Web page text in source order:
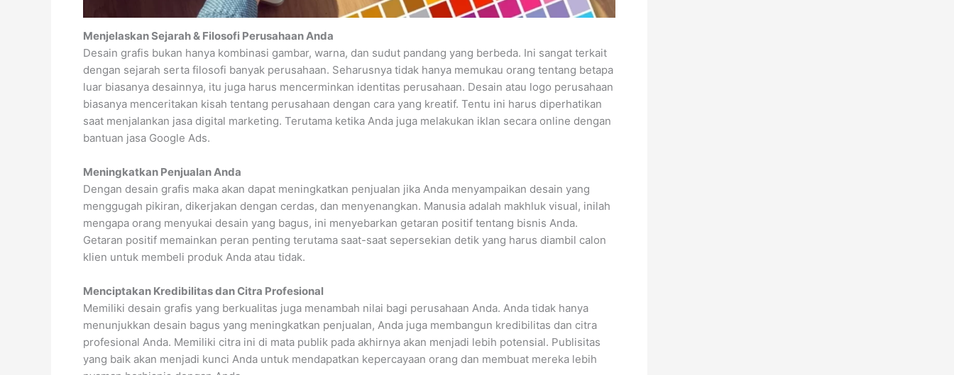
Menjelaskan Sejarah & Filosofi Perusahaan Anda
Desain grafis bukan hanya kombinasi gambar, warna, dan sudut pandang yang berbeda. Ini sangat terkait
dengan sejarah serta filosofi banyak perusahaan. Seharusnya tidak hanya memukau orang tentang betapa
luar biasanya desainnya, itu juga harus mencerminkan identitas perusahaan. Desain atau logo perusahaan
biasanya menceritakan kisah tentang perusahaan dengan cara yang kreatif. Tentu ini harus diperhatikan
saat menjalankan jasa digital marketing. Terutama ketika Anda juga melakukan iklan secara online dengan
bantuan jasa Google Ads.
Meningkatkan Penjualan Anda
Dengan desain grafis maka akan dapat meningkatkan penjualan jika Anda menyampaikan desain yang
menggugah pikiran, dikerjakan dengan cerdas, dan menyenangkan. Manusia adalah makhluk visual, inilah
mengapa orang menyukai desain yang bagus, ini menyebarkan getaran positif tentang bisnis Anda.
Getaran positif memainkan peran penting terutama saat-saat sepersekian detik yang harus diambil calon
klien untuk membeli produk Anda atau tidak.
Menciptakan Kredibilitas dan Citra Profesional
Memiliki desain grafis yang berkualitas juga menambah nilai bagi perusahaan Anda. Anda tidak hanya
menunjukkan desain bagus yang meningkatkan penjualan, Anda juga membangun kredibilitas dan citra
profesional Anda. Memiliki citra ini di mata publik pada akhirnya akan menjadi lebih potensial. Publisitas
yang baik akan menjadi kunci Anda untuk mendapatkan kepercayaan orang dan membuat mereka lebih